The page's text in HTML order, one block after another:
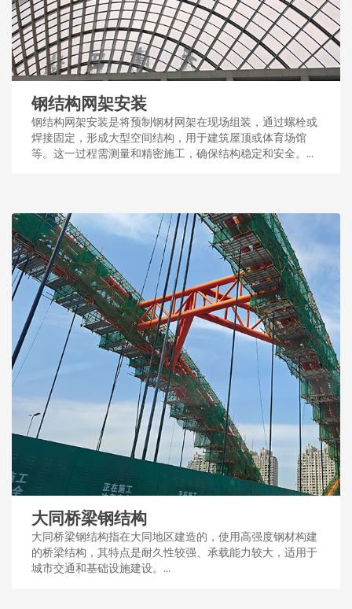
钢结构网架安装
钢结构网架安装是将预制钢材网架在现场组装，通过螺栓或
焊接固定，形成大型空间结构，用于建筑屋顶或体育场馆
等。这一过程需测量和精密施工，确保结构稳定和安全。...
大同桥梁钢结构
大同桥梁钢结构指在大同地区建造的，使用高强度钢材构建
的桥梁结构，其特点是耐久性较强、承载能力较大，适用于
城市交通和基础设施建设。...